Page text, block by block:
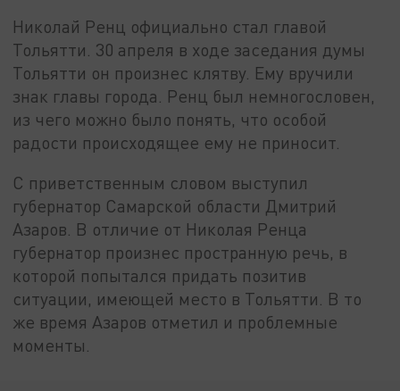
Николай Ренц официально стал главой
Тольятти. 30 апреля в ходе заседания думы
Тольятти он произнес клятву. Ему вручили
знак главы города. Ренц был немногословен,
из чего можно было понять, что особой
радости происходящее ему не приносит.
С приветственным словом выступил
губернатор Самарской области Дмитрий
Азаров. В отличие от Николая Ренца
губернатор произнес пространную речь, в
которой попытался придать позитив
ситуации, имеющей место в Тольятти. В то
же время Азаров отметил и проблемные
моменты.